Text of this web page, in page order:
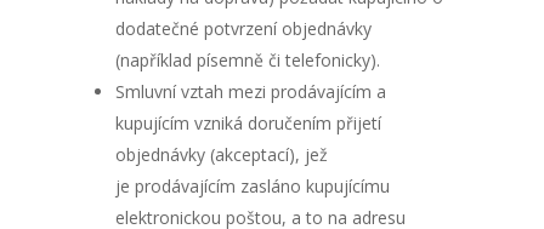
dodatečné potvrzení objednávky
(například písemně či telefonicky).
Smluvní vztah mezi prodávajícím a
kupujícím vzniká doručením přijetí
objednávky (akceptací), jež
je prodávajícím zasláno kupujícímu
elektronickou poštou, a to na adresu